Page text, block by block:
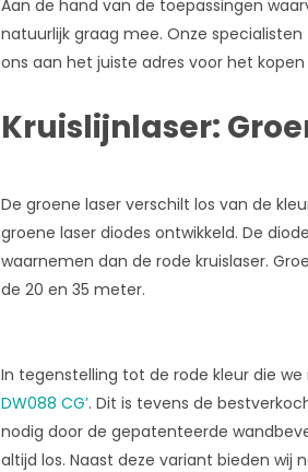
Aan de hand van de toepassingen
natuurlijk graag mee. Onze
ons aan het juiste adres voor het
Kruislijnlaser:
De groene laser verschilt los van de
groene laser diodes ontwikkeld. De
waarnemen dan de rode kruislaser.
de 20 en 35 meter.
In tegenstelling tot de rode kleur die we
DW088 CG’. Dit is tevens de
nodig door de gepatenteerde
altijd los. Naast deze variant bieden wij